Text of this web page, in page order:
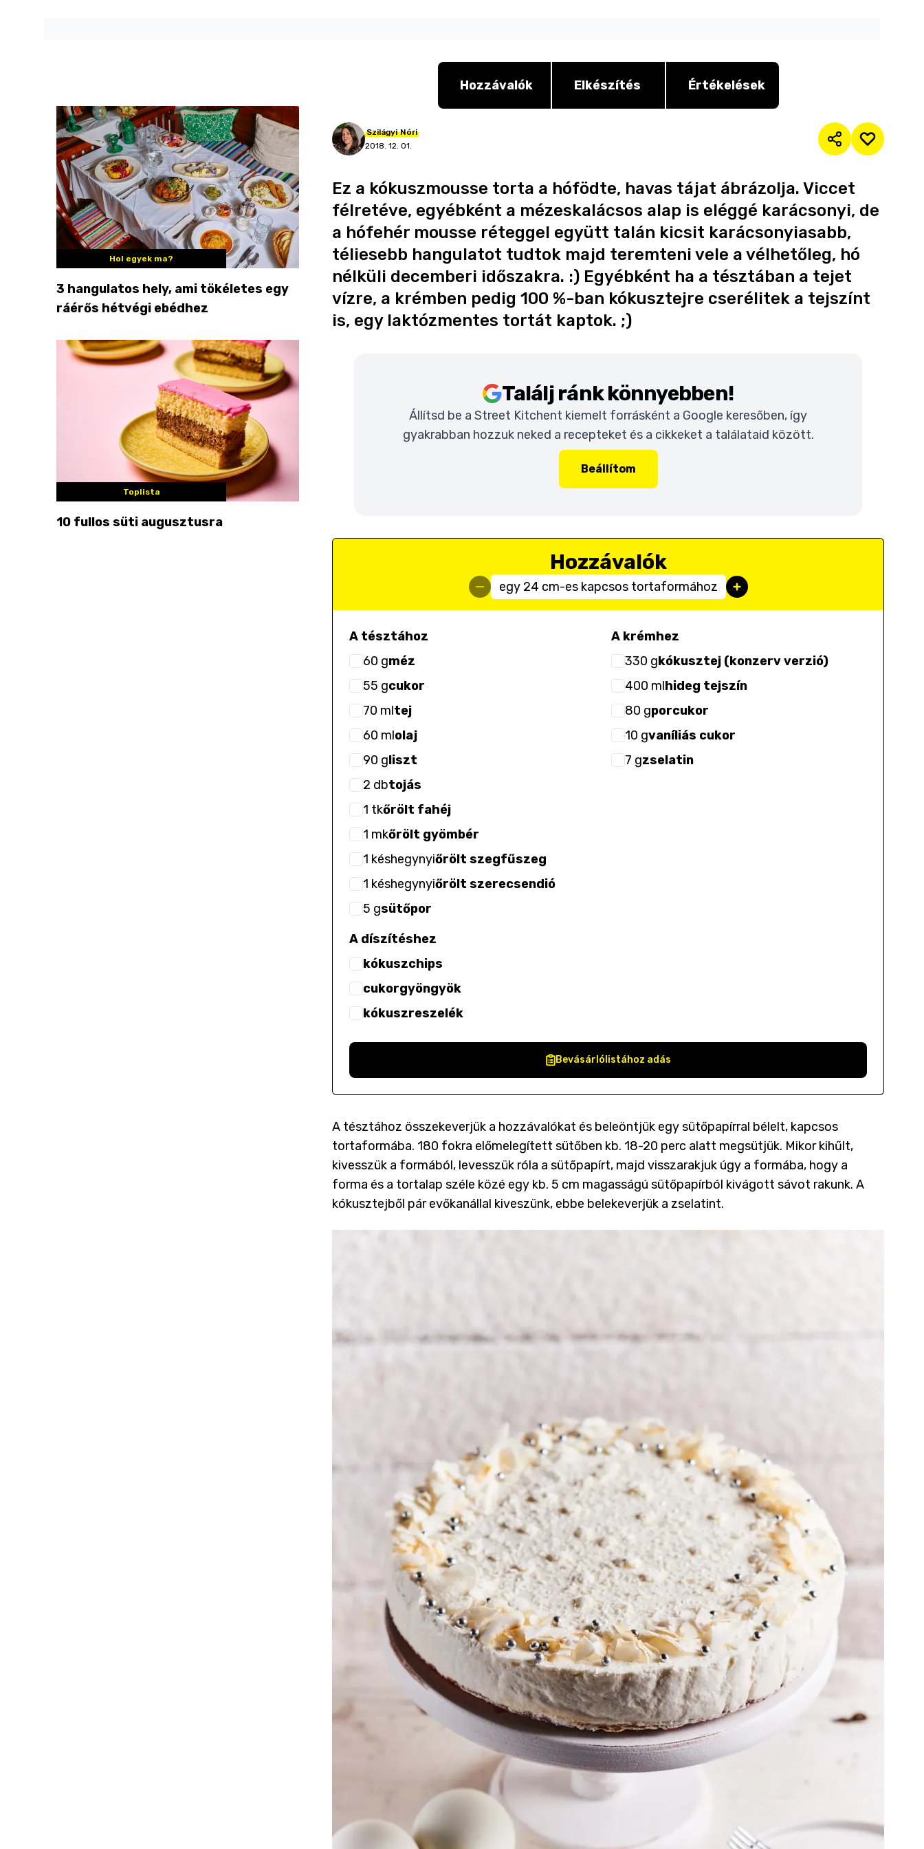
Hol egyek ma?
3 hangulatos hely, ami tökéletes egy
ráérős hétvégi ebédhez
Toplista
10 fullos süti augusztusra
Hozzávalók Elkészítés Értékelések
Szilágyi Nóri
2018. 12. 01.
Ez a kókuszmousse torta a hófödte, havas tájat ábrázolja. Viccet
félretéve, egyébként a mézeskalácsos alap is eléggé karácsonyi, de
a hófehér mousse réteggel együtt talán kicsit karácsonyiasabb,
téliesebb hangulatot tudtok majd teremteni vele a vélhetőleg, hó
nélküli decemberi időszakra. :) Egyébként ha a tésztában a tejet
vízre, a krémben pedig 100 %-ban kókusztejre cserélitek a tejszínt
is, egy laktózmentes tortát kaptok. ;)
Találj ránk könnyebben!
Állítsd be a Street Kitchent kiemelt forrásként a Google keresőben, így
gyakrabban hozzuk neked a recepteket és a cikkeket a találataid között.
Beállítom
Hozzávalók
egy 24 cm-es kapcsos tortaformához
A tésztához
60 gméz
55 gcukor
70 mltej
60 mlolaj
90 gliszt
2 dbtojás
1 tkőrölt fahéj
1 mkőrölt gyömbér
1 késhegynyiőrölt szegfűszeg
1 késhegynyiőrölt szerecsendió
5 gsütőpor
A krémhez
330 gkókusztej (konzerv verzió)
400 mlhideg tejszín
80 gporcukor
10 gvaníliás cukor
7 gzselatin
A díszítéshez
kókuszchips
cukorgyöngyök
kókuszreszelék
Bevásárlólistához adás
A tésztához összekeverjük a hozzávalókat és beleöntjük egy sütőpapírral bélelt, kapcsos
tortaformába. 180 fokra előmelegített sütőben kb. 18-20 perc alatt megsütjük. Mikor kihűlt,
kivesszük a formából, levesszük róla a sütőpapírt, majd visszarakjuk úgy a formába, hogy a
forma és a tortalap széle közé egy kb. 5 cm magasságú sütőpapírból kivágott sávot rakunk. A
kókusztejből pár evőkanállal kiveszünk, ebbe belekeverjük a zselatint.